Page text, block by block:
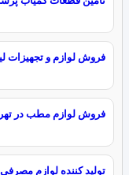
فروش لوازم و تجهیزات
فروش لوازم مطب در
تولید کننده لوازم